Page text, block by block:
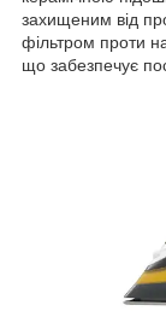
захищеним від
фільтром проти
що забезпечує